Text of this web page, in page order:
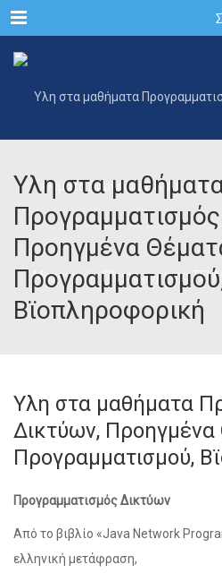
Menu
Υλη στα
Προηγμένα
Βϊοπληροφορική
Υλη στα μαθήματα
Δικτύων,
Προγραμματισμού,
Προγραμματισμός Δικτύων
Από το βιβλίο «Java Network
ελληνική μετάφραση,